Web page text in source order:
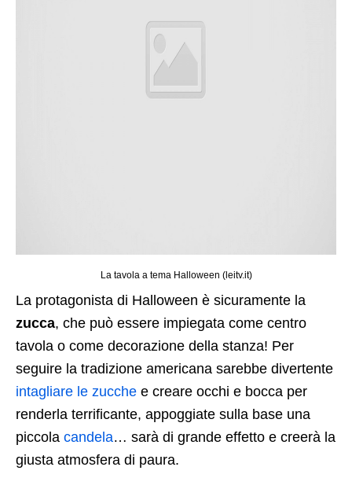
La tavola a tema Halloween (leitv.it)
La protagonista di Halloween è sicuramente la
zucca, che può essere impiegata come centro
tavola o come decorazione della stanza! Per
seguire la tradizione americana sarebbe divertente
intagliare le zucche e creare occhi e bocca per
renderla terrificante, appoggiate sulla base una
piccola candela… sarà di grande effetto e creerà la
giusta atmosfera di paura.